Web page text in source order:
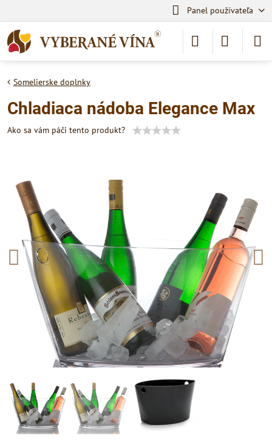
Panel používateľa
Somelierske doplnky
Chladiaca nádoba Elegance Max
Ako sa vám páči tento produkt?